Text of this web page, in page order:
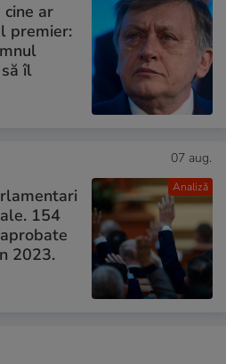
cine ar
premier:
îl
Analiză
07 aug.
154
2023.